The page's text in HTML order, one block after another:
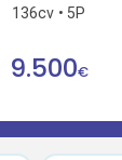
136cv
5P
9.500€